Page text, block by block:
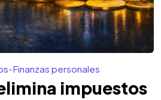
-Finanzas personales
impuestos